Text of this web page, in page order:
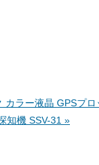
カラー液晶 GPSプロ
知機 SSV-31 »